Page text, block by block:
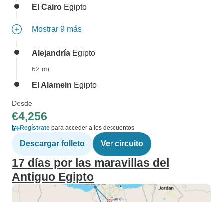
El Cairo Egipto
Mostrar 9 más
Alejandría Egipto
62 mi
El Alamein Egipto
Desde
€4,256
Regístrate para acceder a los descuentos
Descargar folleto Ver circuito
17 días por las maravillas del
Antiguo Egipto